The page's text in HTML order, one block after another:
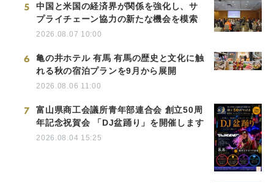
5
中国と米国の経済界が関係を強化し、サ
プライチェーン協力の新たな機会を模索
2026.08.07 10:00
6
亀の井ホテル 有馬 有馬の歴史と文化に触
れる秋の宿泊プランを9月から展開
2026.08.06 11:00
7
富山県商工会議所青年部連合会 創立50周
年記念祝賀会 「DJ盆踊り」を開催します
2026.08.04 15:25